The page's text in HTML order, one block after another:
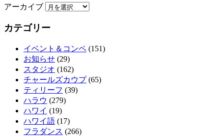
アーカイブ
カテゴリー
イベント＆コンペ (151)
お知らせ (29)
スタジオ (162)
チャールズカウプ(65)
ティリーフ (39)
ハラウ (279)
ハワイ (19)
ハワイ語 (17)
フラダンス (266)